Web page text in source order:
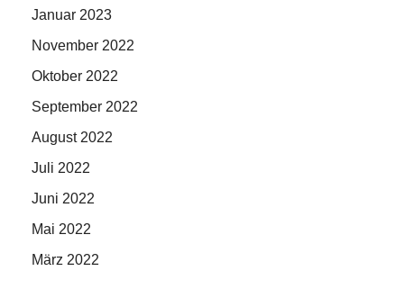
Januar 2023
November 2022
Oktober 2022
September 2022
August 2022
Juli 2022
Juni 2022
Mai 2022
März 2022